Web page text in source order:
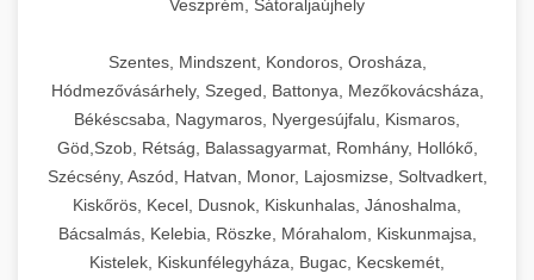
Veszprém, Sátoraljaújhely
Szentes, Mindszent, Kondoros, Orosháza,
Hódmezővásárhely, Szeged, Battonya, Mezőkovácsháza,
Békéscsaba, Nagymaros, Nyergesújfalu, Kismaros,
Göd,Szob, Rétság, Balassagyarmat, Romhány, Hollókő,
Szécsény, Aszód, Hatvan, Monor, Lajosmizse, Soltvadkert,
Kiskőrös, Kecel, Dusnok, Kiskunhalas, Jánoshalma,
Bácsalmás, Kelebia, Röszke, Mórahalom, Kiskunmajsa,
Kistelek, Kiskunfélegyháza, Bugac, Kecskemét,